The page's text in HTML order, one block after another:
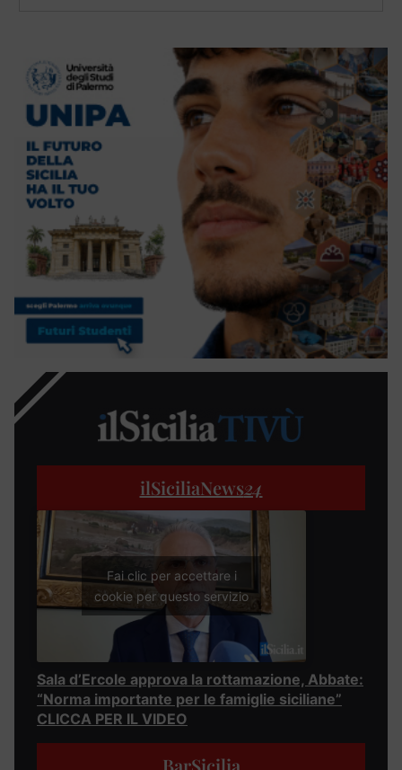
ilSiciliaNews24
Fai clic per accettare i
cookie per questo servizio
Sala d’Ercole approva la rottamazione, Abbate:
“Norma importante per le famiglie siciliane”
CLICCA PER IL VIDEO
BarSicilia